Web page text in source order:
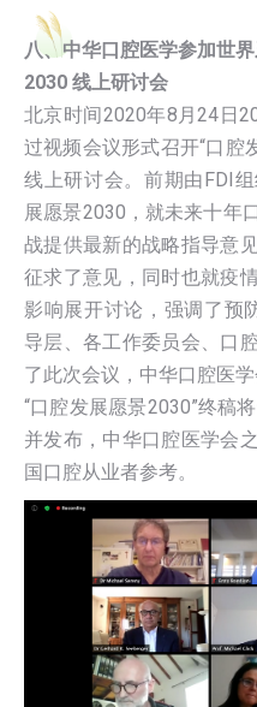
八、中华口腔医学参加世
2030 线上研讨会
北京时间2020年8月24日
过视频会议形式召开“口腔
线上研讨会。前期由FDI
展愿景2030，就未来十年
战提供最新的战略指导意
征求了意见，同时也就疫
影响展开讨论，强调了预
导层、各工作委员会、口
了此次会议，中华口腔医学
“口腔发展愿景2030”终稿
并发布，中华口腔医学会
国口腔从业者参考。